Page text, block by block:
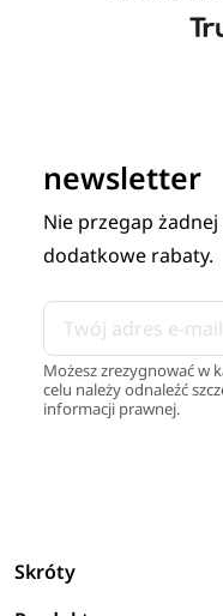
newsletter
Nie przegap
dodatkowe rabaty.
Możesz zrezygnować w
celu należy odnaleźć
informacji prawnej.
Skróty